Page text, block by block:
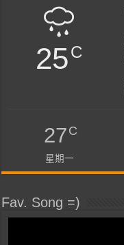
25C
27C
星期一
Fav. Song =)